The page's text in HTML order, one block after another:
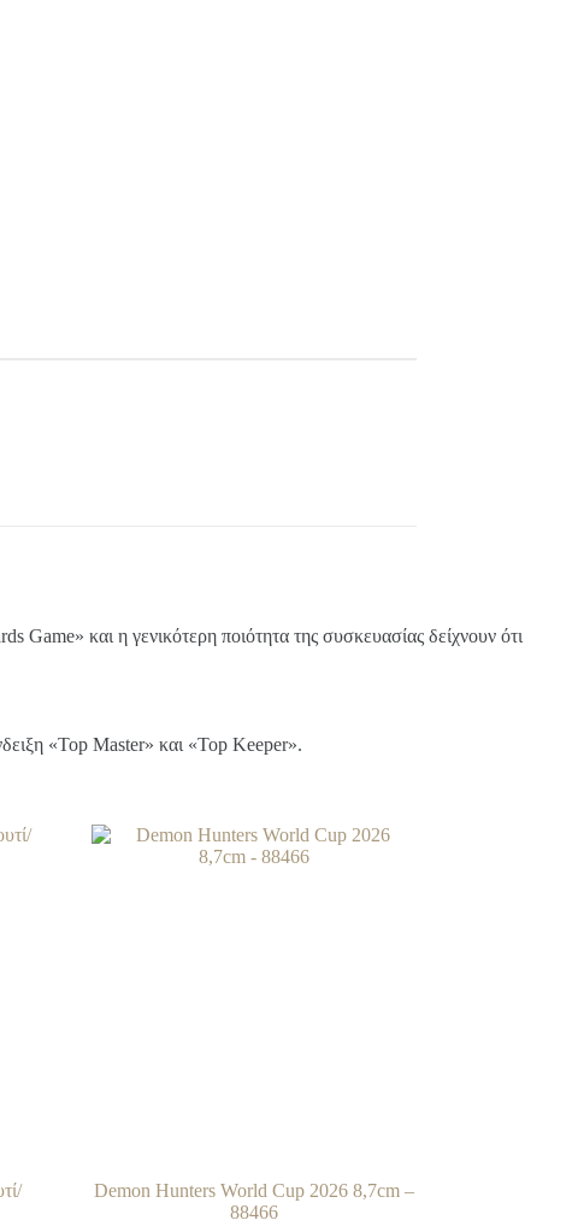
και η γενικότερη ποιότητα της συσκευασίας δείχνουν ότι
«Top Master» και «Top Keeper».
Demon Hunters World Cup 2026 8,7cm –
88466